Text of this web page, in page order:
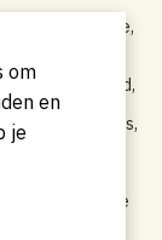
van
klantgerichtheid,
van KPI’s,
van
bij digitale
om
en
je